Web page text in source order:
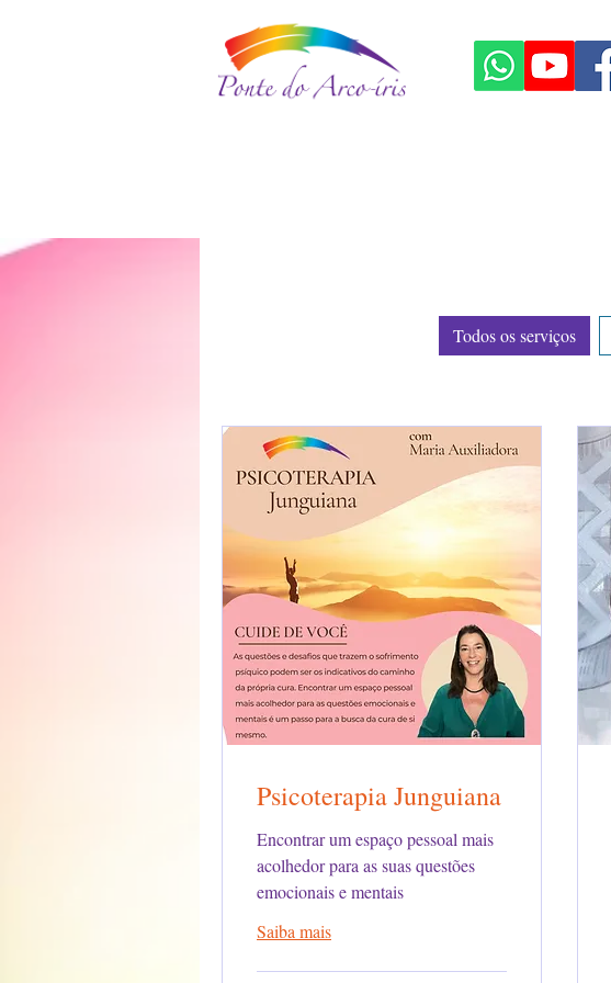
Todos os serviços
Psicoterapia Junguiana
Encontrar um espaço pessoal mais
acolhedor para as suas questões
emocionais e mentais
Saiba mais